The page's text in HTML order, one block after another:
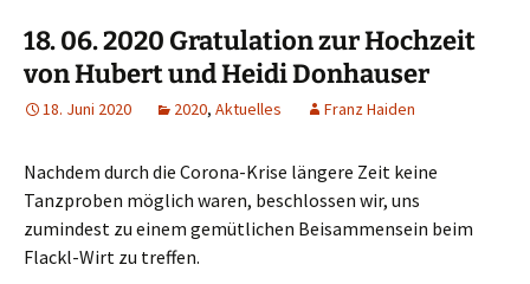
18. 06. 2020 Gratulation zur Hochzeit
von Hubert und Heidi Donhauser
18. Juni 2020 2020, Aktuelles Franz Haiden
Nachdem durch die Corona-Krise längere Zeit keine
Tanzproben möglich waren, beschlossen wir, uns
zumindest zu einem gemütlichen Beisammensein beim
Flackl-Wirt zu treffen.